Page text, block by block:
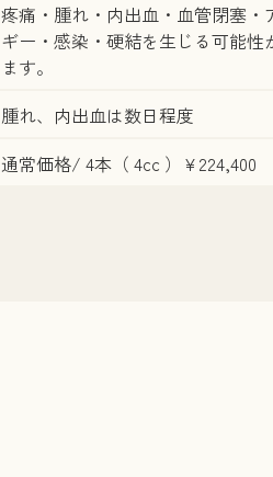
疼痛・腫れ・内出血・血管閉塞・
ギー・感染・硬結を生じる可能性
ます。
腫れ、内出血は数日程度
通常価格/ 4本（ 4cc ）¥224,400